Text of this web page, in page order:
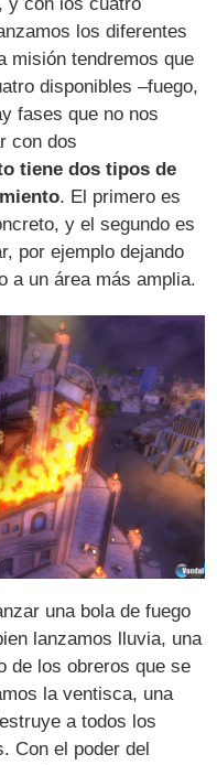
los diferentes
misión tendremos que
disponibles –fuego,
fases que no nos
con dos
tiene dos tipos de
. El primero es
y el segundo es
por ejemplo dejando
a un área más amplia.
una bola de fuego
lanzamos lluvia, una
de los obreros que se
la ventisca, una
a todos los
Con el poder del